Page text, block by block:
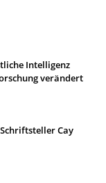
Intelligenz
verändert
Cay